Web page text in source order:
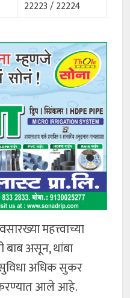
22223 / 22224
महत्त्वाच्या
बाब असून, थांबा
सुविधा अधिक सुकर
आले आहे.